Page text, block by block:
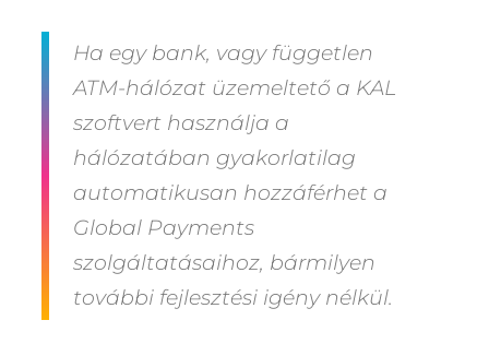
Ha egy bank, vagy független
ATM-hálózat üzemeltető a KAL
szoftvert használja a
hálózatában gyakorlatilag
automatikusan hozzáférhet a
Global Payments
szolgáltatásaihoz, bármilyen
további fejlesztési igény nélkül.